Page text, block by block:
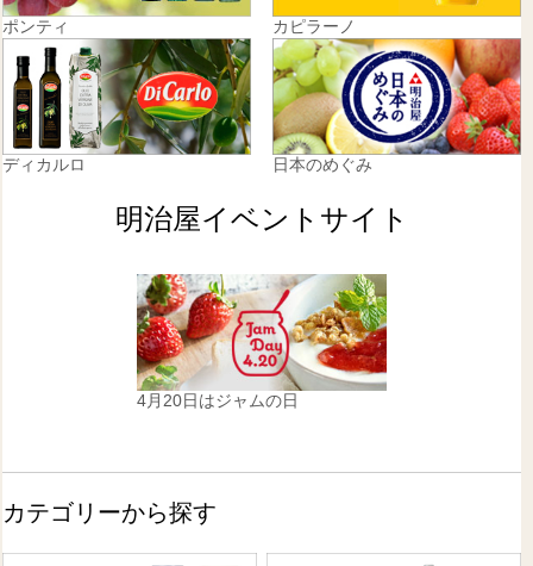
ポンティ カピラーノ
ディカルロ 日本のめぐみ
明治屋イベントサイト
4月20日はジャムの日
カテゴリーから探す